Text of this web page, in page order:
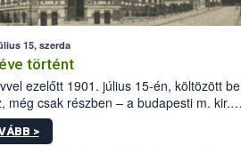
15, szerda
történt
ezelőtt 1901. július 15-én, költözött be
még csak részben – a budapesti m. kir.
állomás a Kis Rókus utca
alatti, Czigler Győző által tervezett új
>